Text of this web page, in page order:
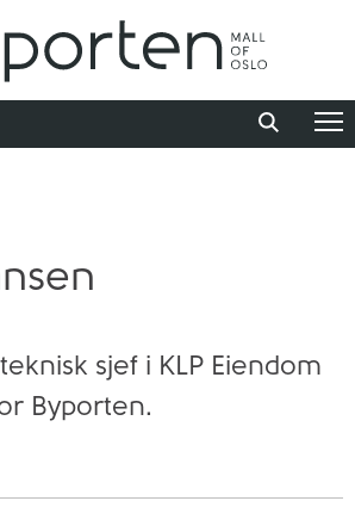
sjef i KLP Eiendom
Byporten.